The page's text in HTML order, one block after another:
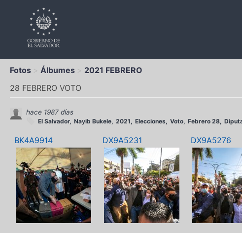
Fotos Álbumes
2021 FEBRERO
28 FEBRERO VOTO
hace 1987 días
El Salvador Nayib Bukele 2021 Elecciones Voto Febrero 28
BK4A9914 DX9A5231 DX9A5276